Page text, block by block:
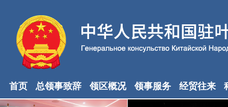
首页 总领事致辞 领区概况 领事服务 经贸往来